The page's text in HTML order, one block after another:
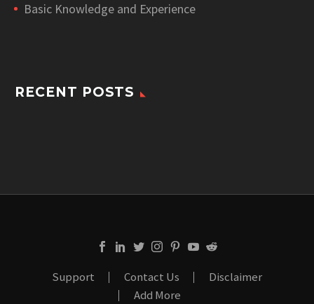
Basic Knowledge and Experience
RECENT POSTS
Support Contact Us
Disclaimer
Add More